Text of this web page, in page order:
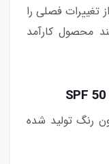
فصلی را
محصول کارآمد
رنگ تولید شده